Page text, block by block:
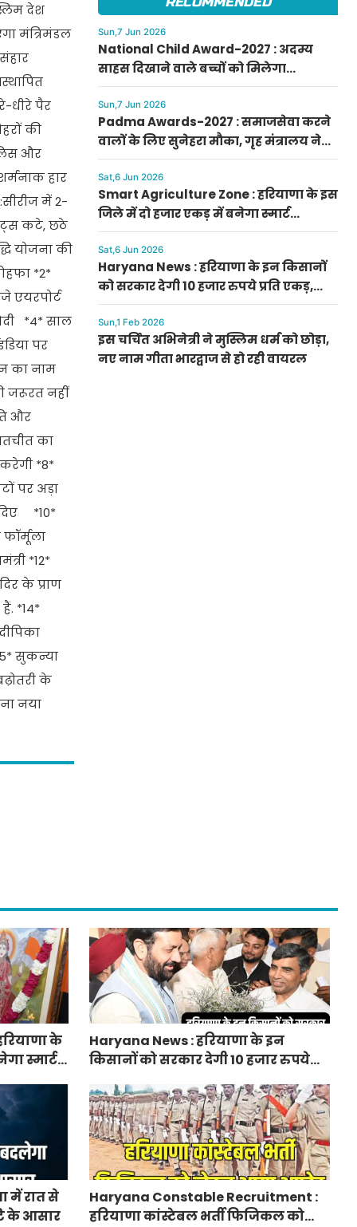
देश
मंत्रिमंडल
धीरे पैर
की
और
हार
में 2-
कटे, छठे
योजना की
*2*
एयरपोर्ट
*4* साल
पर
का नाम
जरूरत नहीं
और
का
*8*
पर अड़ा
*10*
*12*
के प्राण
*14*
सुकन्या
के
नया
Sun,7 Jun 2026
National Child Award-2027 : अदम्य
साहस दिखाने वाले बच्चों को मिलेगा
प्रधानमंत्री राष्ट्रीय बाल पुरस्कार-2027, ऐसे
करें आवेदन
Sun,7 Jun 2026
Padma Awards-2027 : समाजसेवा करने
वालों के लिए सुनेहरा मौका, गृह मंत्रालय ने
निकाले पद्म पुरस्कार-2027 के लिए आवेदन
Sat,6 Jun 2026
Smart Agriculture Zone : हरियाणा के इस
जिले में दो हजार एकड़ में बनेगा स्मार्ट
एग्रीकल्चर जोन
Sat,6 Jun 2026
Haryana News : हरियाणा के इन किसानों
को सरकार देगी 10 हजार रुपये प्रति एकड़,
सीएम सैनी की घोषणा
Sun,1 Feb 2026
इस चर्चित अभिनेत्री ने मुस्लिम धर्म को छोड़ा,
नए नाम गीता भारद्वाज से हो रही वायरल
के
स्मार्ट
Haryana News : हरियाणा के इन
किसानों को सरकार देगी 10 हजार रुपये
में रात से
के आसार
Haryana Constable Recruitment :
हरियाणा कांस्टेबल भर्ती फिजिकल को